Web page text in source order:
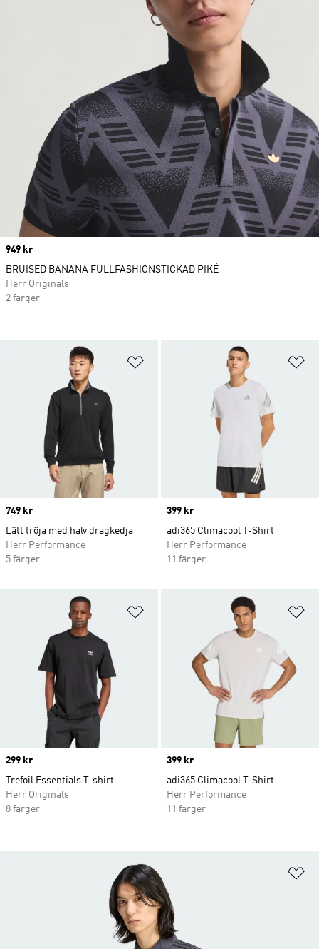
Lägg till på önskelistan
Price
749 kr
Lätt tröja med halv dragkedja
Herr Performance
5 färger
Price
399 kr
adi365 Climacool T-Shirt
Herr Performance
11 färger
Lägg till på önskelistan
Price
299 kr
Trefoil Essentials T-shirt
Herr Originals
8 färger
Price
399 kr
adi365 Climacool T-Shirt
Herr Performance
11 färger
Price
949 kr
BRUISED BANANA FULLFASHIONSTICKAD PIKÉ
Herr Originals
2 färger